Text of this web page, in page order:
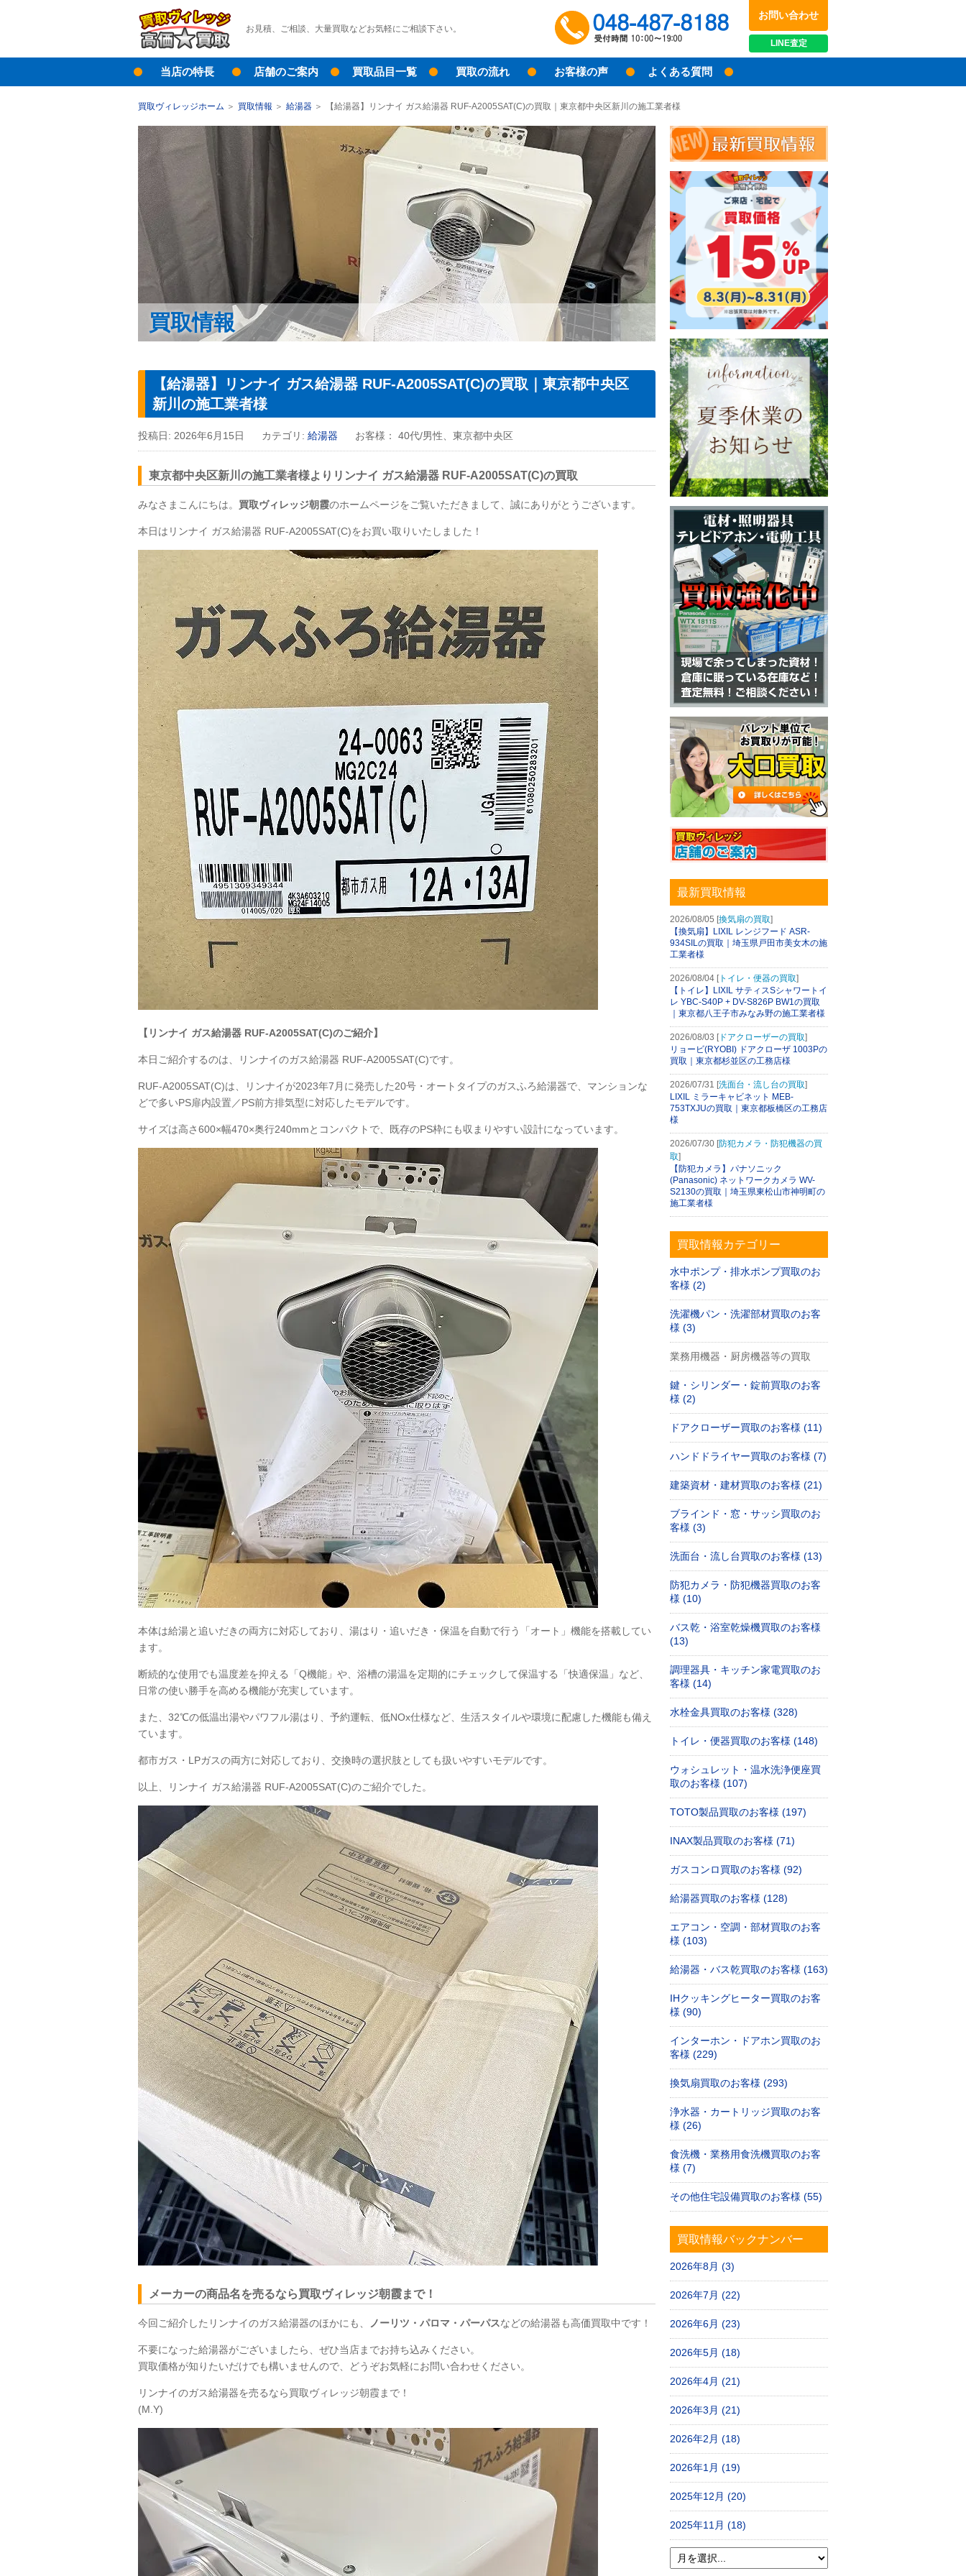
お見積、ご相談、大量買取などお気軽にご相談下さい。
LINE査定
048-487-8188受付時間：10:00～17:00
お問い合わせ
当店の特長 店舗のご案内 買取品目一覧 買取の流れ お客様の声 よくある質問
買取ヴィレッジホーム 買取情報 給湯器 【給湯器】リンナイ ガス給湯器 RUF-A2005SAT(C)の買取｜東京都中央区新川の施工業者様
買取情報
【給湯器】リンナイ ガス給湯器 RUF-A2005SAT(C)の買取｜東京都中央区
新川の施工業者様
投稿日: 2026年6月15日 カテゴリ: 給湯器 お客様： 40代/男性、東京都中央区
東京都中央区新川の施工業者様よりリンナイ ガス給湯器 RUF-A2005SAT(C)の買取
みなさまこんにちは。 買取ヴィレッジ朝霞のホームページをご覧いただきまして、誠にありがとうございます。
本日はリンナイ ガス給湯器 RUF-A2005SAT(C)をお買い取りいたしました！
【リンナイ ガス給湯器 RUF-A2005SAT(C)のご紹介】
本日ご紹介するのは、リンナイのガス給湯器 RUF-A2005SAT(C)です。
RUF‑A2005SAT(C)は、リンナイが2023年7月に発売した20号・オートタイプのガスふろ給湯器で、マンションな
どで多いPS扉内設置／PS前方排気型に対応したモデルです。
サイズは高さ600×幅470×奥行240mmとコンパクトで、既存のPS枠にも収まりやすい設計になっています。
本体は給湯と追いだきの両方に対応しており、湯はり・追いだき・保温を自動で行う「オート」機能を搭載してい
ます。
断続的な使用でも温度差を抑える「Q機能」や、浴槽の湯温を定期的にチェックして保温する「快適保温」など、
日常の使い勝手を高める機能が充実しています。
また、32℃の低温出湯やパワフル湯はり、予約運転、低NOx仕様など、生活スタイルや環境に配慮した機能も備え
ています。
都市ガス・LPガスの両方に対応しており、交換時の選択肢としても扱いやすいモデルです。
以上、リンナイ ガス給湯器 RUF-A2005SAT(C)のご紹介でした。
メーカーの商品名を売るなら買取ヴィレッジ朝霞まで！
今回ご紹介したリンナイのガス給湯器のほかにも、 ノーリツ・パロマ・パーパスなどの給湯器も高価買取中です！
不要になった給湯器がございましたら、ぜひ当店までお持ち込みください。
買取価格が知りたいだけでも構いませんので、どうぞお気軽にお問い合わせください。
リンナイのガス給湯器を売るなら買取ヴィレッジ朝霞まで！
(M.Y)
最新買取情報
2026/08/05 [換気扇の買取]
【換気扇】LIXIL レンジフード ASR-
934SILの買取｜埼玉県戸田市美女木の施
工業者様
2026/08/04 [トイレ・便器の買取]
【トイレ】LIXIL サティスSシャワートイ
レ YBC-S40P + DV-S826P BW1の買取
｜東京都八王子市みなみ野の施工業者様
2026/08/03 [ドアクローザーの買取]
リョービ(RYOBI) ドアクローザ 1003Pの
買取｜東京都杉並区の工務店様
2026/07/31 [洗面台・流し台の買取]
LIXIL ミラーキャビネット MEB-
753TXJUの買取｜東京都板橋区の工務店
様
2026/07/30 [防犯カメラ・防犯機器の買
取]
【防犯カメラ】パナソニック
(Panasonic) ネットワークカメラ WV-
S2130の買取｜埼玉県東松山市神明町の
施工業者様
買取情報カテゴリー
水中ポンプ・排水ポンプ買取のお
客様 (2)
洗濯機パン・洗濯部材買取のお客
様 (3)
業務用機器・厨房機器等の買取
鍵・シリンダー・錠前買取のお客
様 (2)
ドアクローザー買取のお客様 (11)
ハンドドライヤー買取のお客様 (7)
建築資材・建材買取のお客様 (21)
ブラインド・窓・サッシ買取のお
客様 (3)
洗面台・流し台買取のお客様 (13)
防犯カメラ・防犯機器買取のお客
様 (10)
バス乾・浴室乾燥機買取のお客様
(13)
調理器具・キッチン家電買取のお
客様 (14)
水栓金具買取のお客様 (328)
トイレ・便器買取のお客様 (148)
ウォシュレット・温水洗浄便座買
取のお客様 (107)
TOTO製品買取のお客様 (197)
INAX製品買取のお客様 (71)
ガスコンロ買取のお客様 (92)
給湯器買取のお客様 (128)
エアコン・空調・部材買取のお客
様 (103)
給湯器・バス乾買取のお客様 (163)
IHクッキングヒーター買取のお客
様 (90)
インターホン・ドアホン買取のお
客様 (229)
換気扇買取のお客様 (293)
浄水器・カートリッジ買取のお客
様 (26)
食洗機・業務用食洗機買取のお客
様 (7)
その他住宅設備買取のお客様 (55)
買取情報バックナンバー
2026年8月 (3)
2026年7月 (22)
2026年6月 (23)
2026年5月 (18)
2026年4月 (21)
2026年3月 (21)
2026年2月 (18)
2026年1月 (19)
2025年12月 (20)
2025年11月 (18)